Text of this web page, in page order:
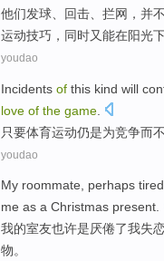
他们发球 回击 拦网 ，并
运动技巧 ， 同时又能在阳光
youdao
Incidents of this kind will
love of the game
只要体育运动仍是为竞争而
youdao
My roommate, perhaps tired
me as a Christmas present.
我的室友也许是厌倦了我失
物。